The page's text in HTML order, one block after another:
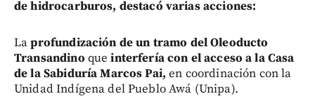
de hidrocarburos, destacó varias acciones:
Laprofundización de un tramo del Oleoducto
Transandino queinterfería con el acceso a la Casa
de la Sabiduría Marcos Pai, en coordinación con la
Unidad Indígena del Pueblo Awá (Unipa).